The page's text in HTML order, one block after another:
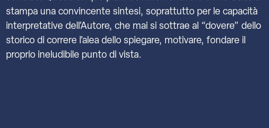
stampa una convincente sintesi, soprattutto per le capacità
interpretative dell’Autore, che mai si sottrae al “dovere” dello
storico di correre l’alea dello spiegare, motivare, fondare il
proprio ineludibile punto di vista.